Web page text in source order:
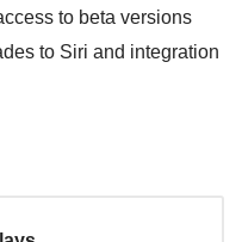
to beta versions
to Siri and integration